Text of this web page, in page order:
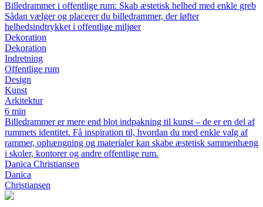
Billedrammer i offentlige rum: Skab æstetisk helhed med enkle greb
Sådan vælger og placerer du billedrammer, der løfter
helhedsindtrykket i offentlige miljøer
Dekoration
Dekoration
Indretning
Offentlige rum
Design
Kunst
Arkitektur
6 min
Billedrammer er mere end blot indpakning til kunst – de er en del af
rummets identitet. Få inspiration til, hvordan du med enkle valg af
rammer, ophængning og materialer kan skabe æstetisk sammenhæng
i skoler, kontorer og andre offentlige rum.
Danica Christiansen
Danica
Christiansen